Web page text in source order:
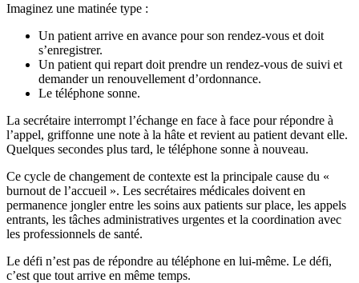
Imaginez une matinée type :
Un patient arrive en avance pour son rendez-vous et doit
s’enregistrer.
Un patient qui repart doit prendre un rendez-vous de suivi et
demander un renouvellement d’ordonnance.
Le téléphone sonne.
La secrétaire interrompt l’échange en face à face pour répondre à
l’appel, griffonne une note à la hâte et revient au patient devant elle.
Quelques secondes plus tard, le téléphone sonne à nouveau.
Ce cycle de changement de contexte est la principale cause du «
burnout de l’accueil ». Les secrétaires médicales doivent en
permanence jongler entre les soins aux patients sur place, les appels
entrants, les tâches administratives urgentes et la coordination avec
les professionnels de santé.
Le défi n’est pas de répondre au téléphone en lui-même. Le défi,
c’est que tout arrive en même temps.